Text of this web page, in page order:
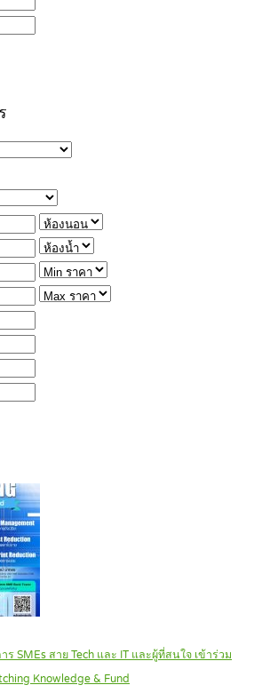
SMEs สาย Tech และ IT และผู้ที่สนใจ เข้าร่วม
Knowledge & Fund